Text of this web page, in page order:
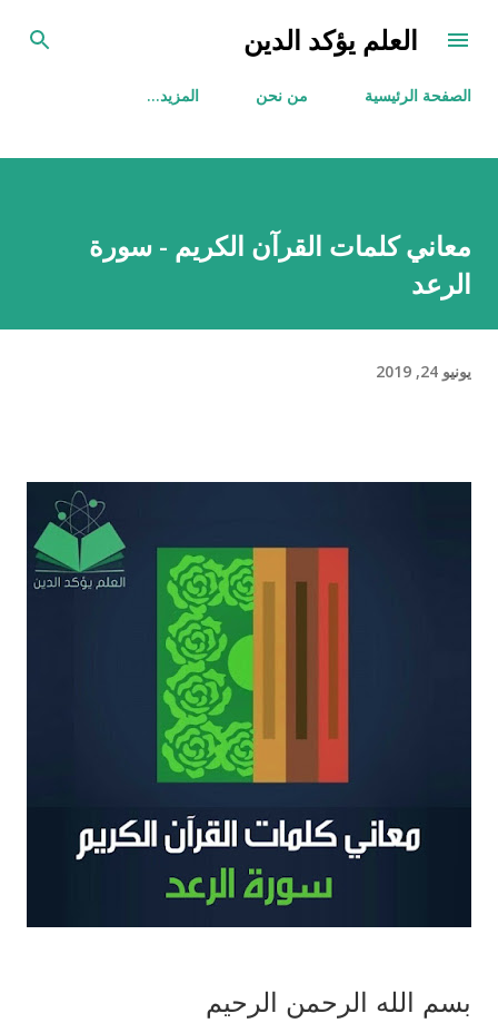
التخطي إلى المحتوى الرئيسي
العلم يؤكد الدين
الصفحة الرئيسية من نحن ‏المزيد…
معاني كلمات القرآن الكريم - سورة
الرعد
يونيو 24, 2019
بسم الله الرحمن الرحيم